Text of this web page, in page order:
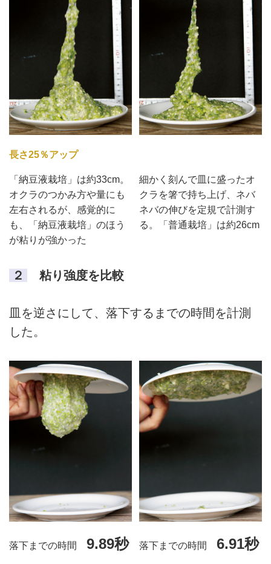
長さ25％アップ
「納豆液栽培」は約33cm。
オクラのつかみ方や量にも
左右されるが、感覚的に
も、「納豆液栽培」のほう
が粘りが強かった
細かく刻んで皿に盛ったオ
クラを箸で持ち上げ、ネバ
ネバの伸びを定規で計測す
る。「普通栽培」は約26cm
２ 粘り強度を比較
皿を逆さにして、落下するまでの時間を計測
した。
落下までの時間 9.89秒 落下までの時間 6.91秒